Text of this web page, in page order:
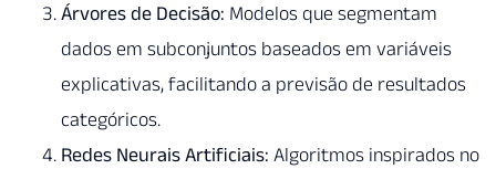
Árvores de Decisão: Modelos que segmentam
dados em subconjuntos baseados em variáveis
explicativas, facilitando a previsão de resultados
categóricos.
Redes Neurais Artificiais: Algoritmos inspirados no